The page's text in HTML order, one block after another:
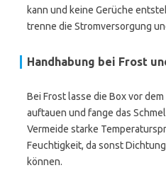
kann und keine Gerüche
trenne die Stromversorgung
Handhabung bei Frost
Bei Frost lasse die Box vor
auftauen und fange das
Vermeide starke
Feuchtigkeit, da sonst
können.